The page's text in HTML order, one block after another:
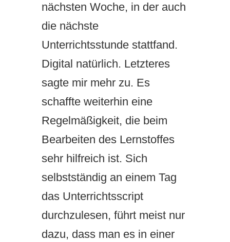
nächsten Woche, in der auch
die nächste
Unterrichtsstunde stattfand.
Digital natürlich. Letzteres
sagte mir mehr zu. Es
schaffte weiterhin eine
Regelmäßigkeit, die beim
Bearbeiten des Lernstoffes
sehr hilfreich ist. Sich
selbstständig an einem Tag
das Unterrichtsscript
durchzulesen, führt meist nur
dazu, dass man es in einer